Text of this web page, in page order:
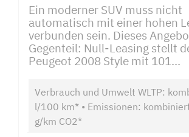
Ein moderner SUV muss nicht
automatisch mit einer hohen
verbunden sein. Dieses
Gegenteil: Null-Leasing stellt
Peugeot 2008 Style mit 101...
Verbrauch und Umwelt WLTP:
l/100 km* • Emissionen:
g/km CO2*